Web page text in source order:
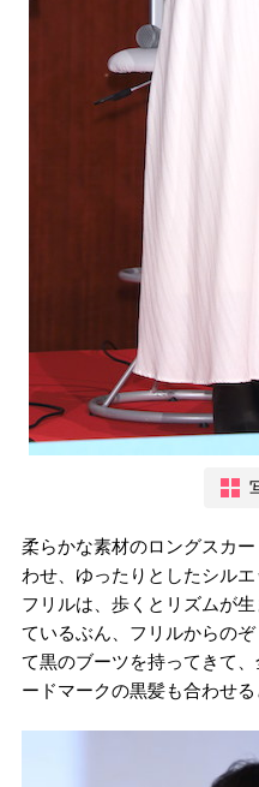
柔らかな素材のロングスカ
わせ、ゆったりとしたシル
フリルは、歩くとリズムが
ているぶん、フリルからの
て黒のブーツを持ってきて
ードマークの黒髪も合わせ